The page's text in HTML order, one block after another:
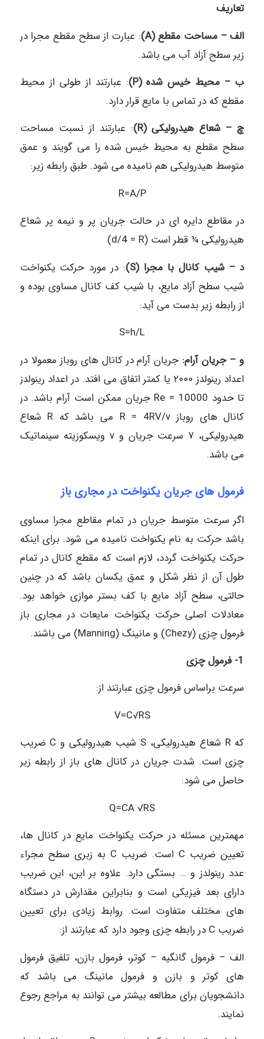
تعاریف
الف – مساحت مقطع (A)
: عبارت از سطح مقطع مجرا در
زیر سطح آزاد آب می باشد.
ب – محیط خیس شده (P)
: عبارتند از طولی از محیط
مقطع که در تماس با مایع قرار دارد.
چ – شعاع هیدرولیکی (R)
: عبارتند از نسبت مساحت
سطح مقطع به محیط خیس شده را می گویند و عمق
متوسط هیدرولیکی هم نامیده می شود. طبق رابطه زیر:
R=A/P
در مقاطع دایره ای در حالت جریان پر و نیمه پر شعاع
هیدرولیکی ¼ قطر است (d/4 = R)
د – شیب کانال با مجرا (S)
: در مورد حرکت یکنواخت
شیب سطح آزاد مایع، با شیب کف کانال مساوی بوده و
از رابطه زیر بدست می آید:
S=h/L
و – جریان آرام: جریان آرام در کانال های روباز معمولا در
اعداد رینولدز ۲۰۰۰ یا کمتر اتفاق می افتد. در اعداد رینولدز
تا حدود 10000 = Re جریان ممکن است آرام باشد. در
کانال های روباز R = 4RV/v می باشد که R شعاع
هیدرولیکی، ۷ سرعت جریان و v ویسکوزیته سینماتیک
می باشد.
فرمول های جریان یکنواخت در مجاری باز
اگر سرعت متوسط جریان در تمام مقاطع مجرا مساوی
باشد حرکت به نام یکنواخت نامیده می شود. برای اینکه
حرکت یکنواخت گردد، لازم است که مقطع کانال در تمام
طول آن از نظر شکل و عمق یکسان باشد که در چنین
حالتی، سطح آزاد مایع با کف بستر موازی خواهد بود.
معادلات اصلی حرکت یکنواخت مایعات در مجاری باز
فرمول چزی (Chezy) و مانینگ (Manning) می باشند.
1- فرمول چزی
سرعت براساس فرمول چزی عبارتند از:
V=C√RS
که R شعاع هیدرولیکی، S شیب هیدرولیکی و C ضریب
چزی است. شدت جریان در کانال های باز از رابطه زیر
حاصل می شود:
Q=CA √RS
مهمترین مسئله در حرکت یکنواخت مایع در کانال ها،
تعیین ضریب C است. ضریب C به زبری سطح مجراء
عدد رینولدز و … بستگی دارد. علاوه بر این، این ضریب
دارای بعد فیزیکی است و بنابراین مقدارش در دستگاه
های مختلف متفاوت است. روابط زیادی برای تعیین
ضریب C در رابطه چزی وجود دارد که عبارتند از:
الف – فرمول گانگیه – کوتر، فرمول بازن، تلفیق فرمول
های کوتر و بازن و فرمول مانینگ می باشد که
دانشجویان برای مطالعه بیشتر می توانند به مراجع رجوع
نمایند.